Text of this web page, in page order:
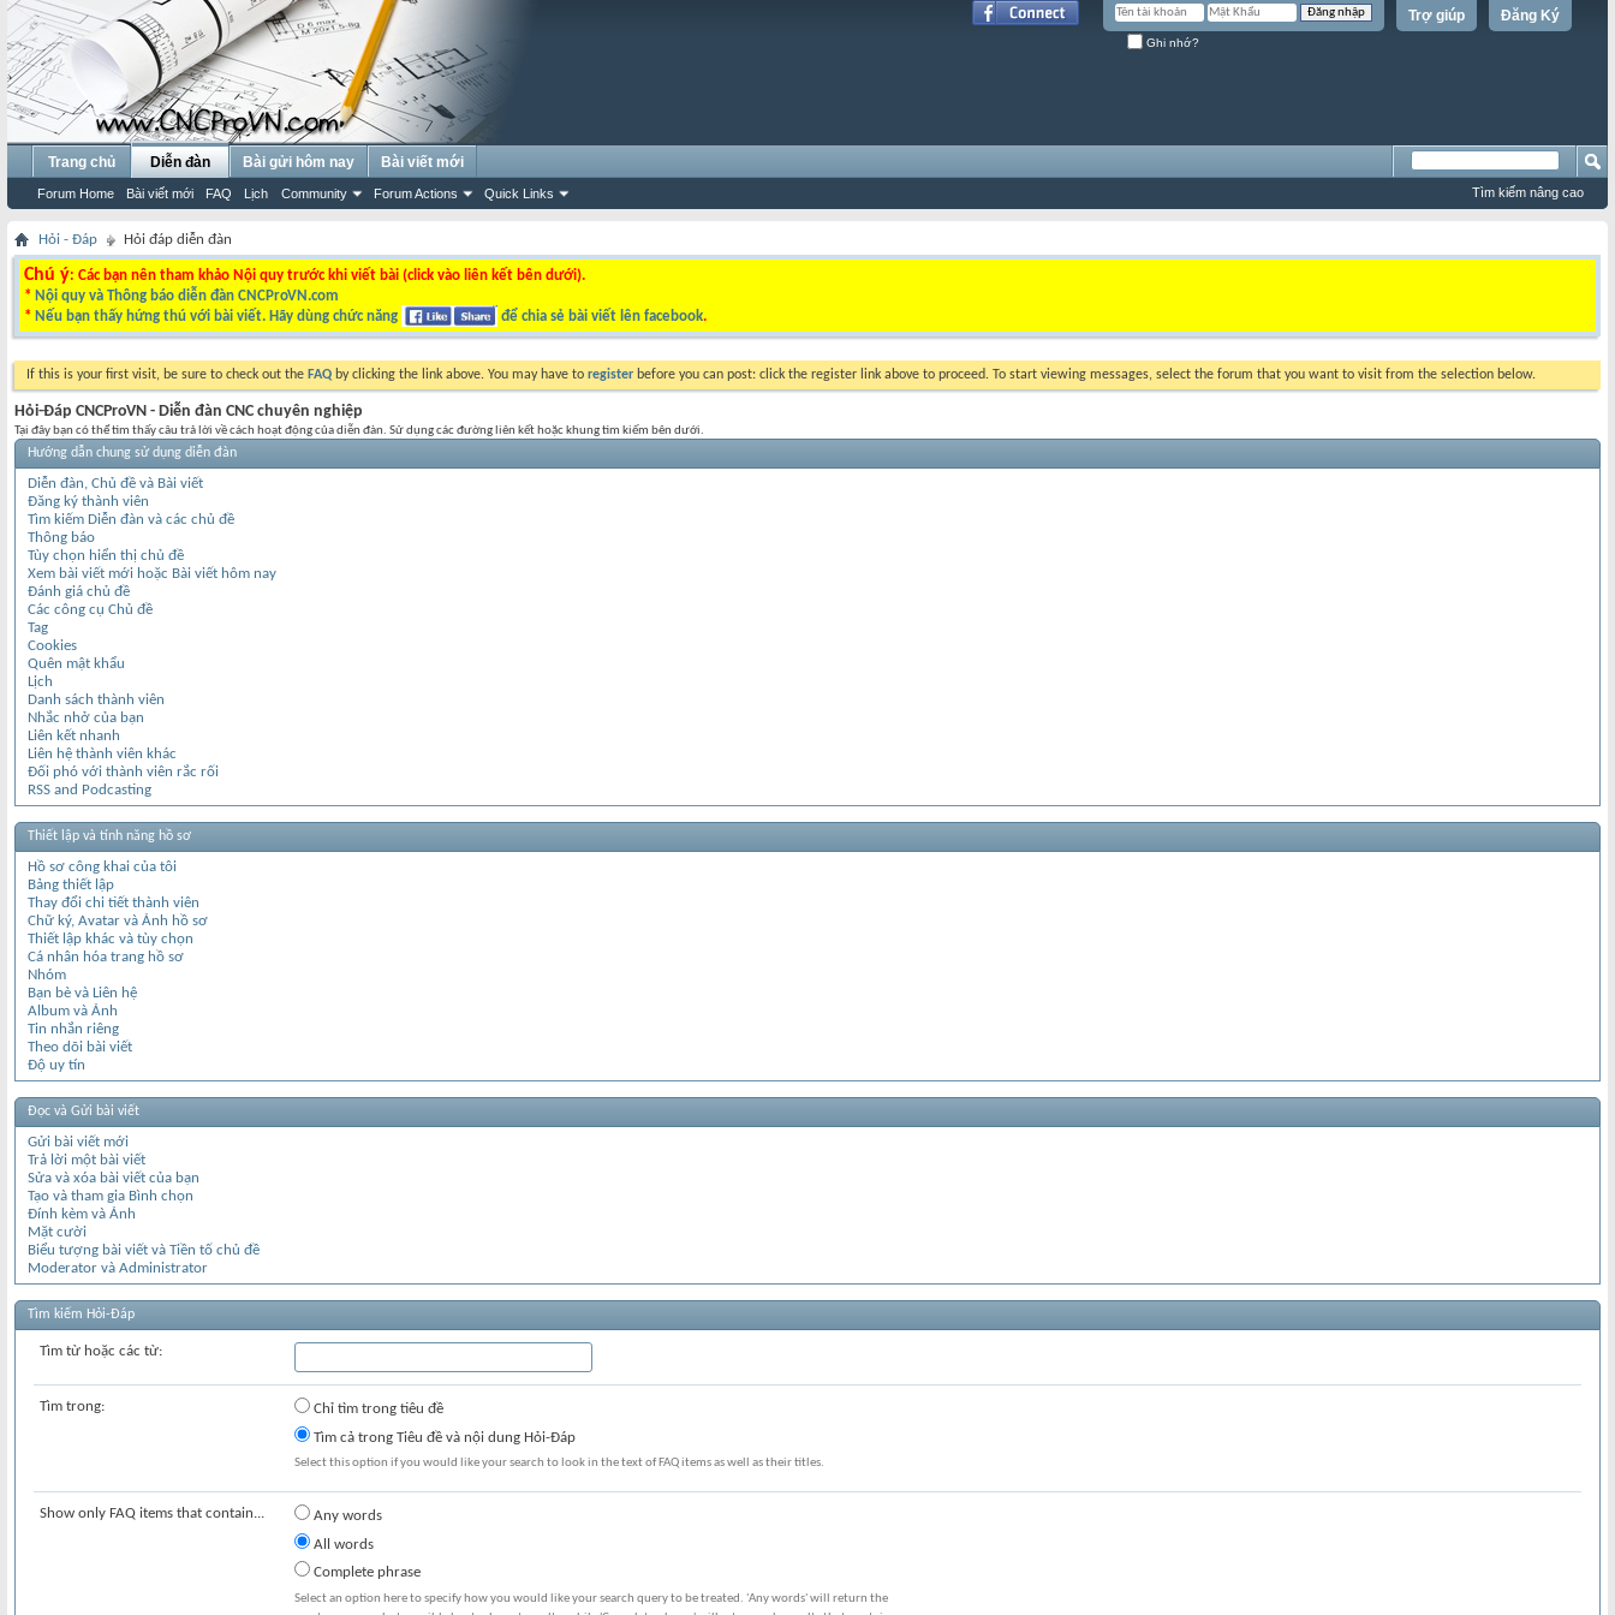
Đăng Ký
Trợ giúp
Ghi nhớ?
Trang chủ Diễn đàn
Forum Home Bài viết mới FAQ Lịch Community Forum Actions Quick Links
Bài gửi hôm nay Bài viết mới
Tìm kiếm nâng cao
Hỏi - Đáp Hỏi đáp diễn đàn
Chú ý: Các bạn nên tham khảo Nội quy trước khi viết bài (click vào liên kết bên dưới).
* Nội quy và Thông báo diễn đàn CNCProVN.com
* Nếu bạn thấy hứng thú với bài viết. Hãy dùng chức năng để chia sẻ bài viết lên facebook.
If this is your first visit, be sure to check out the FAQ by clicking the link above. You may have to register before you can post: click the register link above to proceed. To start viewing messages, select the forum that you want to visit from the selection below.
Hỏi-Đáp CNCProVN - Diễn đàn CNC chuyên nghiệp
Tại đây bạn có thể tìm thấy câu trả lời về cách hoạt động của diễn đàn. Sử dụng các đường liên kết hoặc khung tìm kiếm bên dưới.
Hướng dẫn chung sử dụng diễn đàn
Diễn đàn, Chủ đề và Bài viết
Đăng ký thành viên
Tìm kiếm Diễn đàn và các chủ đề
Thông báo
Tùy chọn hiển thị chủ đề
Xem bài viết mới hoặc Bài viết hôm nay
Đánh giá chủ đề
Các công cụ Chủ đề
Tag
Cookies
Quên mật khẩu
Lịch
Danh sách thành viên
Nhắc nhở của bạn
Liên kết nhanh
Liên hệ thành viên khác
Đối phó với thành viên rắc rối
RSS and Podcasting
Thiết lập và tính năng hồ sơ
Hồ sơ công khai của tôi
Bảng thiết lập
Thay đổi chi tiết thành viên
Chữ ký, Avatar và Ảnh hồ sơ
Thiết lập khác và tùy chọn
Cá nhân hóa trang hồ sơ
Nhóm
Bạn bè và Liên hệ
Album và Ảnh
Tin nhắn riêng
Theo dõi bài viết
Độ uy tín
Đọc và Gửi bài viết
Gửi bài viết mới
Trả lời một bài viết
Sửa và xóa bài viết của bạn
Tạo và tham gia Bình chọn
Đính kèm và Ảnh
Mặt cười
Biểu tượng bài viết và Tiền tố chủ đề
Moderator và Administrator
Tìm kiếm Hỏi-Đáp
Tìm từ hoặc các từ:
Tìm trong:
Chỉ tìm trong tiêu đề
Tìm cả trong Tiêu đề và nội dung Hỏi-Đáp
Select this option if you would like your search to look in the text of FAQ items as well as their titles.
Show only FAQ items that contain...
Any words
All words
Complete phrase
Select an option here to specify how you would like your search query to be treated. 'Any words' will return the